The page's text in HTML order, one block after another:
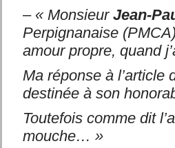
– « Monsieur Jean-
Perpignanaise
amour propre, quand
Ma réponse à l’article
destinée à son
Toutefois comme dit
mouche… »